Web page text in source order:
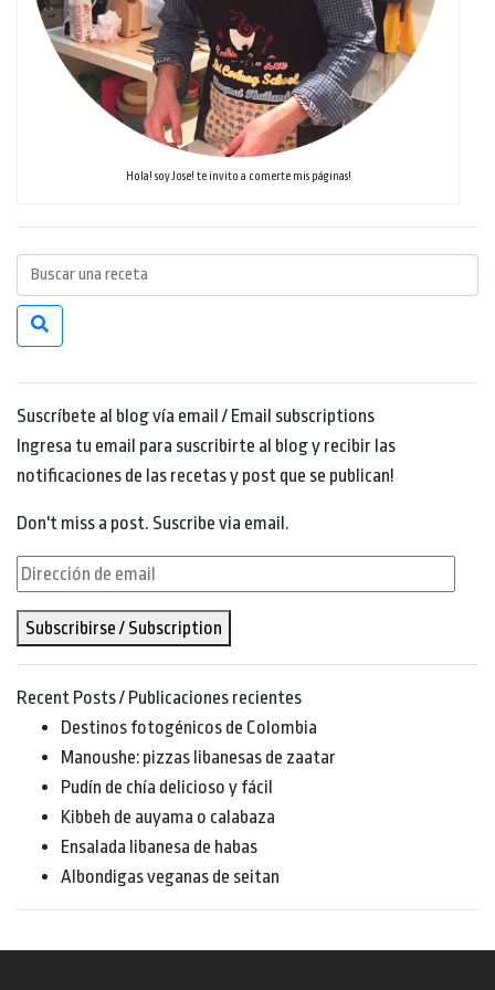
Hola! soy Jose! te invito a comerte mis páginas!
Suscríbete al blog vía email / Email subscriptions
Ingresa tu email para suscribirte al blog y recibir las
notificaciones de las recetas y post que se publican!
Don't miss a post. Suscribe via email.
Dirección
de
email
Subscribirse / Subscription
Recent Posts / Publicaciones recientes
Destinos fotogénicos de Colombia
Manoushe: pizzas libanesas de zaatar
Pudín de chía delicioso y fácil
Kibbeh de auyama o calabaza
Ensalada libanesa de habas
Albondigas veganas de seitan